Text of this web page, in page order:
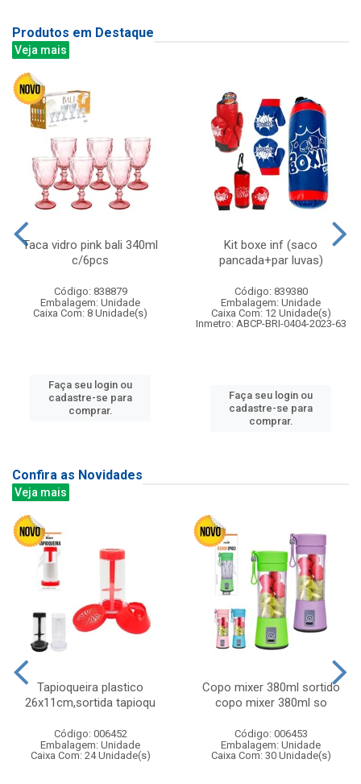
Produtos em Destaque
Veja mais
Taca vidro pink bali 340ml
c/6pcs
Código: 838879
Embalagem: Unidade
Caixa Com: 8 Unidade(s)
Faça seu login ou
cadastre-se para
comprar.
Kit boxe inf (saco
pancada+par luvas)
Código: 839380
Embalagem: Unidade
Caixa Com: 12 Unidade(s)
Inmetro: ABCP-BRI-0404-2023-63
Faça seu login ou
cadastre-se para
comprar.
Confira as Novidades
Veja mais
Tapioqueira plastico
26x11cm,sortida tapioqu
Código: 006452
Embalagem: Unidade
Caixa Com: 24 Unidade(s)
Copo mixer 380ml sortido
copo mixer 380ml so
Código: 006453
Embalagem: Unidade
Caixa Com: 30 Unidade(s)